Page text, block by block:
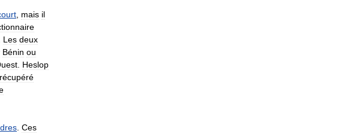
, mais il
Les deux
Bénin ou
. Heslop
récupéré
Ces